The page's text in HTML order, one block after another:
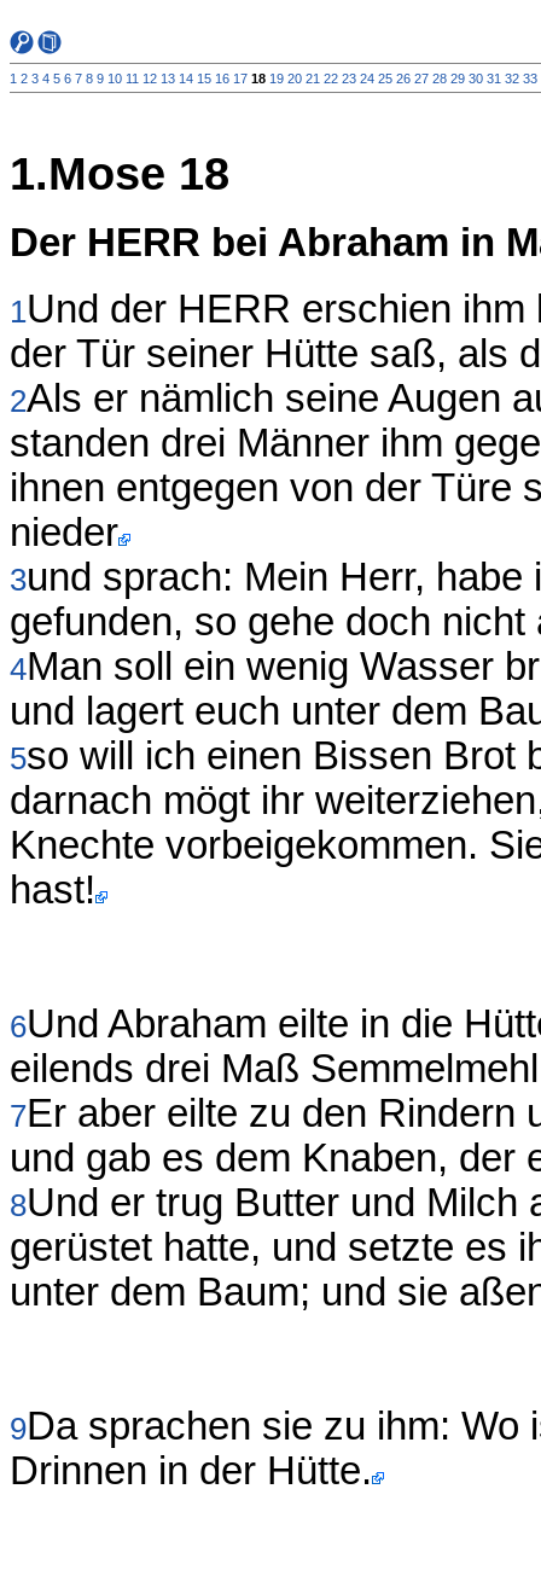
1 2 3 4 5 6 7 8 9 10 11 12 13 14 15 16 17 18 19 20 21 22 23 24 25 26 27 28 29 30 31 32 33
1.Mose 18
Der HERR bei Abraham in
1Und der HERR erschien
der Tür seiner Hütte saß, als
2Als er nämlich seine Augen
standen drei Männer ihm
ihnen entgegen von der Türe
nieder
3und sprach: Mein Herr,
gefunden, so gehe doch
4Man soll ein wenig Wasser
und lagert euch unter dem
5so will ich einen Bissen Brot
darnach mögt ihr
Knechte vorbeigekommen.
hast!
6Und Abraham eilte in die
eilends drei Maß
7Er aber eilte zu den Rindern
und gab es dem Knaben, der
8Und er trug Butter und Milch
gerüstet hatte, und setzte es
unter dem Baum; und sie
9Da sprachen sie zu ihm: Wo
Drinnen in der Hütte.